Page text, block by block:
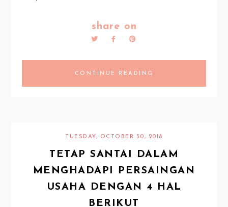
share on
CONTINUE READING
TUESDAY, OCTOBER 30, 2018
TETAP SANTAI DALAM
MENGHADAPI PERSAINGAN
USAHA DENGAN 4 HAL
BERIKUT